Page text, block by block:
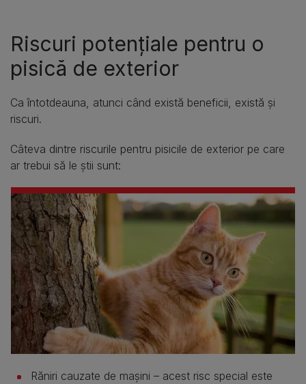
Riscuri potențiale pentru o
pisică de exterior
Ca întotdeauna, atunci când există beneficii, există și
riscuri.
Câteva dintre riscurile pentru pisicile de exterior pe care
ar trebui să le știi sunt:
Răniri cauzate de mașini – acest risc special este